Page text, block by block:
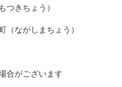
つきちょう）
（ながしまちょう）
合がございます